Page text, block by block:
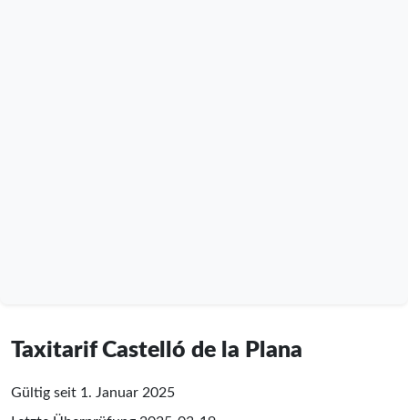
Taxitarif Castelló de la Plana
Gültig seit 1. Januar 2025